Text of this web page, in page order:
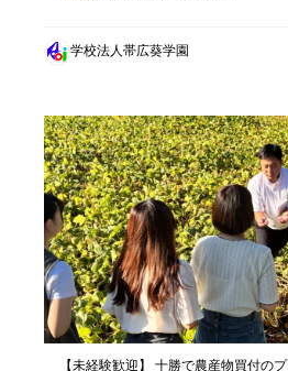
学校法人帯広葵学園
【未経験歓迎】 十勝で農産物買付の